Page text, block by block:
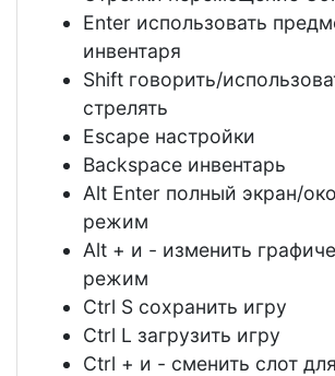
Enter использовать
инвентаря
Shift говорить/
стрелять
Escape настройки
Backspace инвентарь
Alt Enter полный экран/
режим
Alt + и - изменить
режим
Ctrl S сохранить игру
Ctrl L загрузить игру
Ctrl + и - сменить слот для